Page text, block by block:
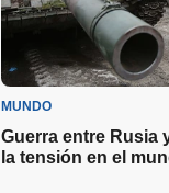
MUNDO
Guerra entre Rusia
la tensión en el